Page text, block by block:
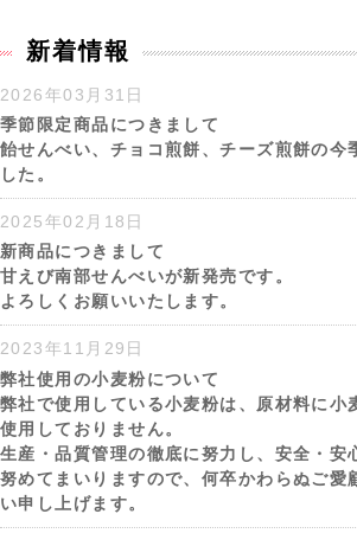
新着情報
2026年03月31日
季節限定商品につきまして
飴せんべい、チョコ煎餅、チーズ煎餅の今
した。
2025年02月18日
新商品につきまして
甘えび南部せんべいが新発売です。
よろしくお願いいたします。
2023年11月29日
弊社使用の小麦粉について
弊社で使用している小麦粉は、原材料に小
使用しておりません。
生産・品質管理の徹底に努力し、安全・安
努めてまいりますので、何卒かわらぬご愛
い申し上げます。